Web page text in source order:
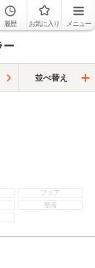
履歴 お気に入り メニュー
ー
並べ替え
フェア
整備